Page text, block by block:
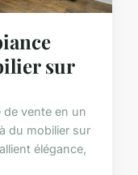
sur
de vente en un
du mobilier sur
élégance,